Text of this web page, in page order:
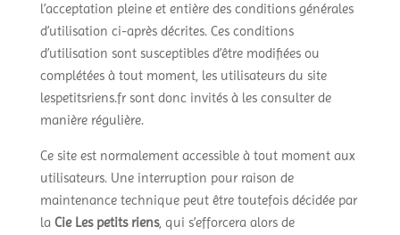
l’acceptation pleine et entière des conditions générales
d’utilisation ci-après décrites. Ces conditions
d’utilisation sont susceptibles d’être modifiées ou
complétées à tout moment, les utilisateurs du site
lespetitsriens.fr sont donc invités à les consulter de
manière régulière.
Ce site est normalement accessible à tout moment aux
utilisateurs. Une interruption pour raison de
maintenance technique peut être toutefois décidée par
la Cie Les petits riens, qui s’efforcera alors de